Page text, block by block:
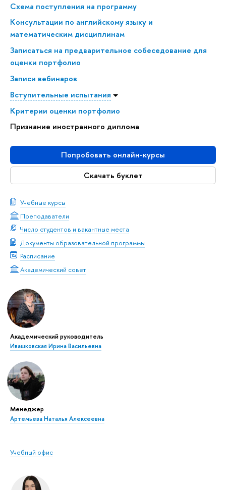
Схема поступления на программу
Консультации по английскому языку и
математическим дисциплинам
Записаться на предварительное собеседование для
оценки портфолио
Записи вебинаров
Вступительные испытания
Критерии оценки портфолио
Признание иностранного диплома
Попробовать онлайн-курсы
Скачать буклет
Учебные курсы
Преподаватели
Число студентов и вакантные места
Документы образовательной программы
Расписание
Академический совет
Академический руководитель
Ивашковская Ирина Васильевна
Менеджер
Артемьева Наталья Алексеевна
Учебный офис